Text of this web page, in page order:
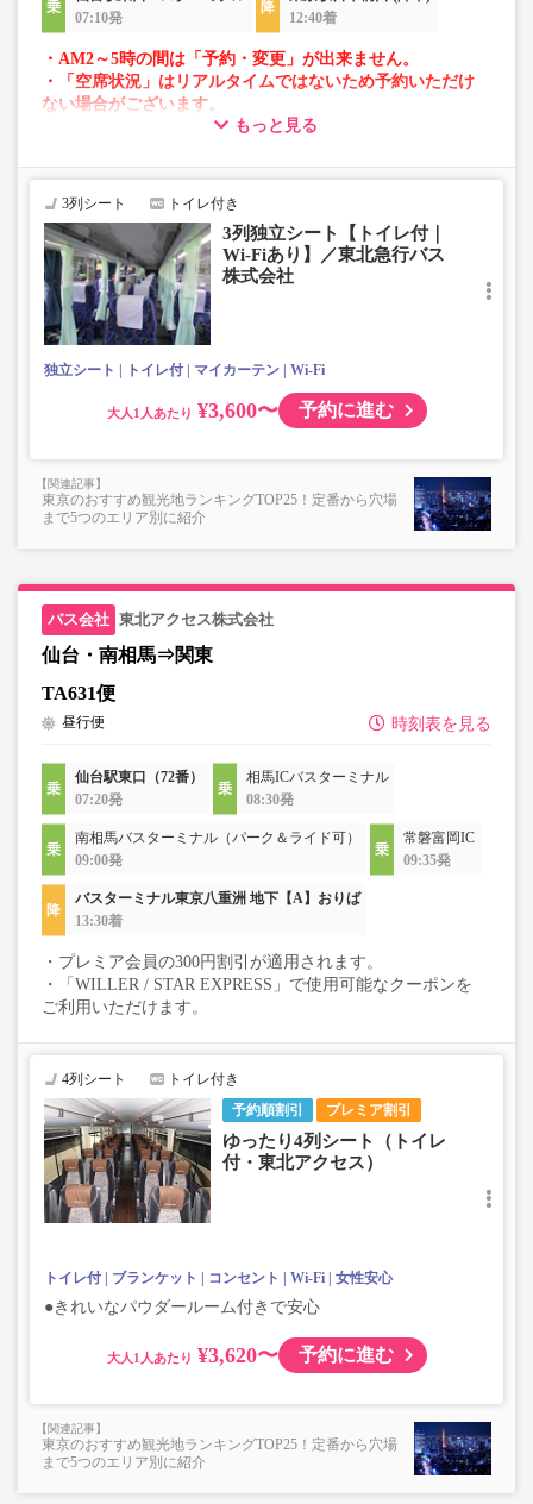
07:10発
12:40着
・AM2～5時の間は「予約・変更」が出来ません。
・「空席状況」はリアルタイムではないため予約いただけ
ない場合がございます。
・車両は予告なく変更となる場合がございます。これに伴
で、あらかじめご了承ください。
もっと見る
3列シート トイレ付き
3列独立シート【トイレ付｜
Wi-Fiあり】／東北急行バス
株式会社
独立シート トイレ付 マイカーテン Wi-Fi
大人 ¥3,600〜 予約に進む
東京のおすすめ観光地ランキングTOP25！定番から穴場
まで5つのエリア別に紹介
東北アクセス株式会社
仙台・南相馬⇒関東
TA631便
時刻表を見る
昼行便
仙台駅東口（72番）
07:20発
相馬ICバスターミナル
08:30発
南相馬バスターミナル（パーク＆ライド可）
09:00発
常磐富岡IC
09:35発
バスターミナル東京八重洲 地下【A】おりば
13:30着
・プレミア会員の300円割引が適用されます。
・「WILLER / STAR EXPRESS」で使用可能なクーポンを
ご利用いただけます。
予約順割引 プレミア割引
4列シート トイレ付き
ゆったり4列シート（トイレ
付・東北アクセス）
トイレ付 ブランケット コンセント Wi-Fi 女性安心
●きれいなパウダールーム付きで安心
大人 ¥3,620〜 予約に進む
東京のおすすめ観光地ランキングTOP25！定番から穴場
まで5つのエリア別に紹介